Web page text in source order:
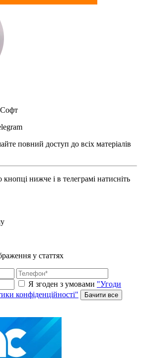
повний доступ до всіх матеріалів
нижче і в телеграмі натисніть
у статтях
Я згоден з умовами "Угоди
конфіденційності"